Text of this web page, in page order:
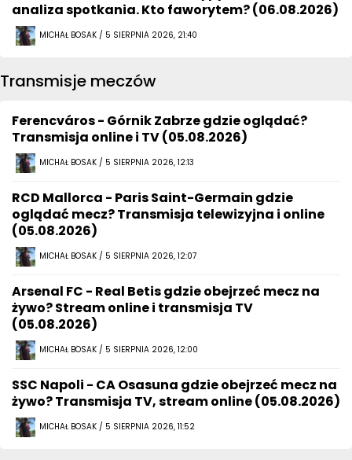
analiza spotkania. Kto faworytem? (06.08.2026)
MICHAŁ BOSAK / 5 SIERPNIA 2026, 21:40
Transmisje meczów
Ferencváros - Górnik Zabrze gdzie oglądać?
Transmisja online i TV (05.08.2026)
MICHAŁ BOSAK / 5 SIERPNIA 2026, 12:13
RCD Mallorca - Paris Saint-Germain gdzie
oglądać mecz? Transmisja telewizyjna i online
(05.08.2026)
MICHAŁ BOSAK / 5 SIERPNIA 2026, 12:07
Arsenal FC - Real Betis gdzie obejrzeć mecz na
żywo? Stream online i transmisja TV
(05.08.2026)
MICHAŁ BOSAK / 5 SIERPNIA 2026, 12:00
SSC Napoli - CA Osasuna gdzie obejrzeć mecz na
żywo? Transmisja TV, stream online (05.08.2026)
MICHAŁ BOSAK / 5 SIERPNIA 2026, 11:52